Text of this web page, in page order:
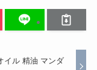
イル 精油 マンダ